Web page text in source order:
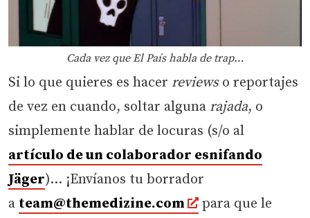
Cada vez que El País habla de trap…
Si lo que quieres es hacer reviewso reportajes
de vez en cuando, soltar alguna rajada, o
simplemente hablar de locuras (s/o al
artículo de un colaborador esnifando
Jäger)… ¡Envíanos tu borrador
a team@themedizine.com
para que le